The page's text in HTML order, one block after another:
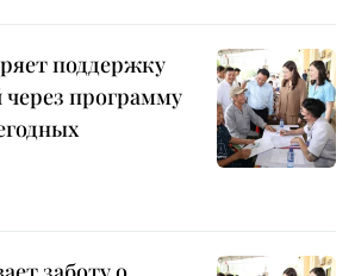
поддержку
программу